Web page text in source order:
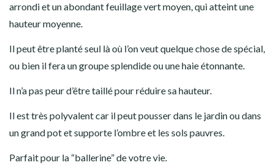
arrondi et un abondant feuillage vert moyen, qui atteint une
hauteur moyenne.
Il peut être planté seul là où l’on veut quelque chose de spécial,
ou bien il fera un groupe splendide ou une haie étonnante.
Il n’a pas peur d’être taillé pour réduire sa hauteur.
Il est très polyvalent car il peut pousser dans le jardin ou dans
un grand pot et supporte l’ombre et les sols pauvres.
Parfait pour la “ballerine” de votre vie.